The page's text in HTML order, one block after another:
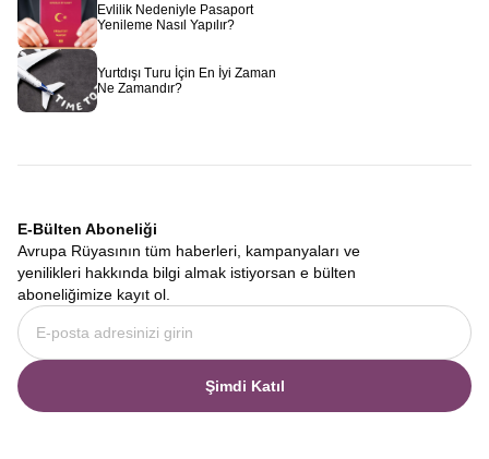
Evlilik Nedeniyle Pasaport
Yenileme Nasıl Yapılır?
Yurtdışı Turu İçin En İyi Zaman
Ne Zamandır?
E-Bülten Aboneliği
Avrupa Rüyasının tüm haberleri, kampanyaları ve
yenilikleri hakkında bilgi almak istiyorsan e bülten
aboneliğimize kayıt ol.
Şimdi Katıl